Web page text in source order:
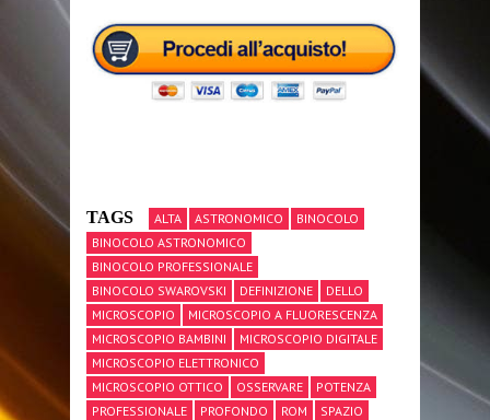
TAGS ALTA ASTRONOMICO
BINOCOLO
BINOCOLO ASTRONOMICO
BINOCOLO PROFESSIONALE
BINOCOLO SWAROVSKI
DEFINIZIONE
DELLO
MICROSCOPIO
MICROSCOPIO A FLUORESCENZA
MICROSCOPIO BAMBINI
MICROSCOPIO DIGITALE
MICROSCOPIO ELETTRONICO
MICROSCOPIO OTTICO
OSSERVARE
POTENZA
PROFESSIONALE
PROFONDO ROM
SPAZIO